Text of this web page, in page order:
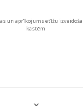
un aprīkojums etīžu
kastēm